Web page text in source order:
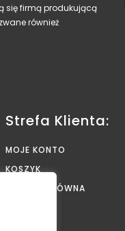
się firmą produkującą
również
Strefa Klienta:
MOJE KONTO
KOSZYK
STRONA GŁÓWNA